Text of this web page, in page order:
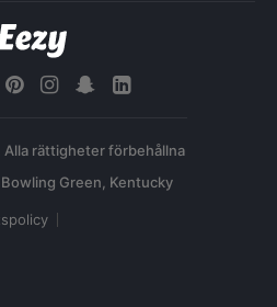
Alla rättigheter förbehållna